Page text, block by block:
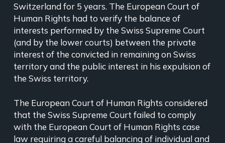
Switzerland for 5 years. The European Court of
Human Rights had to verify the balance of
interests performed by the Swiss Supreme Court
(and by the lower courts) between the private
interest of the convicted in remaining on Swiss
territory and the public interest in his expulsion of
the Swiss territory.
The European Court of Human Rights considered
that the Swiss Supreme Court failed to comply
with the European Court of Human Rights case
law requiring a careful balancing of individual and